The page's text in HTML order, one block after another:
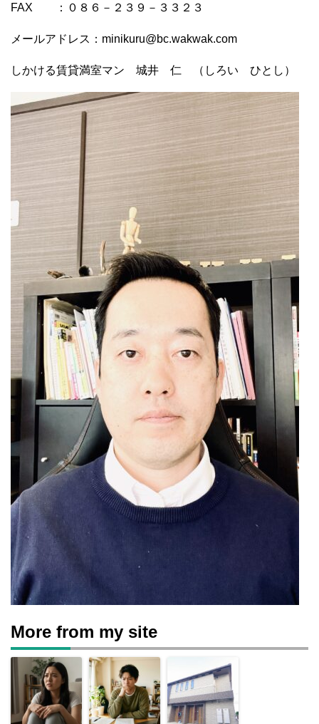
FAX ：０８６－２３９－３３２３
メールアドレス：minikuru@bc.wakwak.com
しかける賃貸満室マン 城井 仁 （しろい ひとし）
More from my site